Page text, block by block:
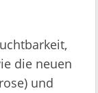
die neuen
und